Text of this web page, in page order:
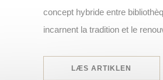
concept hybride entre
incarnent la tradition et le
LÆS ARTIKLEN